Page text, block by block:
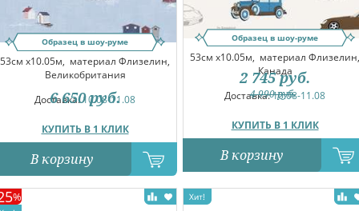
Образец в шоу-руме
53см x10.05м, материал Флизелин,
Великобритания
Доставка:10.08-11.08
КУПИТЬ В 1 КЛИК
6 650 руб.
В корзину
Образец в шоу-руме
53см x10.05м, материал Флизелин,
Канада
Доставка:10.08-11.08
КУПИТЬ В 1 КЛИК
4 990руб.
2 745 руб.
В корзину
%